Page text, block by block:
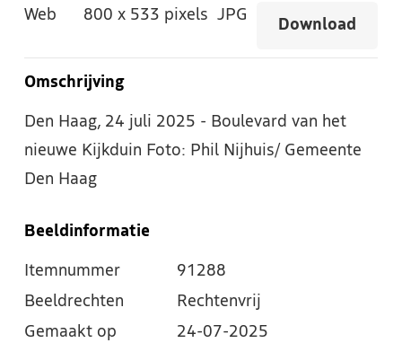
Web 800 x 533 pixels JPG
Download
Omschrijving
Den Haag, 24 juli 2025 - Boulevard van het
nieuwe Kijkduin Foto: Phil Nijhuis/ Gemeente
Den Haag
Beeldinformatie
Itemnummer
91288
Beeldrechten
Rechtenvrij
Gemaakt op
24-07-2025